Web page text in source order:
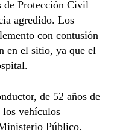
de Protección Civil
agredido. Los
con contusión
en el sitio, ya que el
de 52 años de
los vehículos
Público.